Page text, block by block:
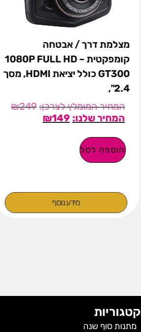
מצלמת דרך / אבטחה
קומפקטית 1080P FULL HD –
GT300 כולל יציאת HDMI, מסך
2.4",
₪249
₪149
הוספה לסל
מידע נוסף
קטגוריות
מתנות סוף שנה